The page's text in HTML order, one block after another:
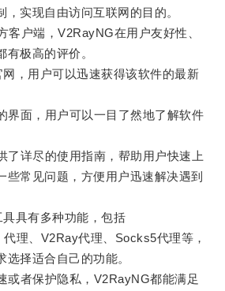
，实现自由访问互联网的目的。
户端，V2RayNG在用户友好性、
极高的评价。
用户可以迅速获得该软件的最新
面，用户可以一目了然地了解软件
详尽的使用指南，帮助用户快速上
些常见问题，方便用户迅速解决遇到
具有多种功能，包括
理、V2Ray代理、Socks5代理等，
选择适合自己的功能。
者保护隐私，V2RayNG都能满足